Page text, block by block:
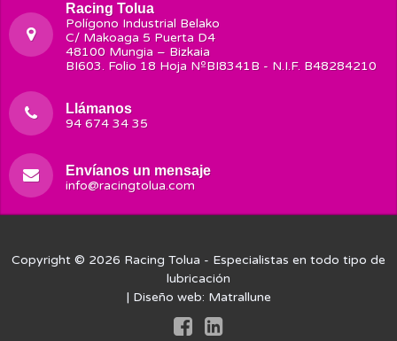
Racing Tolua
Polígono Industrial Belako
C/ Makoaga 5 Puerta D4
48100 Mungia – Bizkaia
BI603. Folio 18 Hoja NºBI8341B - N.I.F. B48284210
Llámanos
94 674 34 35
Envíanos un mensaje
info@racingtolua.com
Copyright © 2026 Racing Tolua - Especialistas en todo tipo de
lubricación
| Diseño web: Matrallune